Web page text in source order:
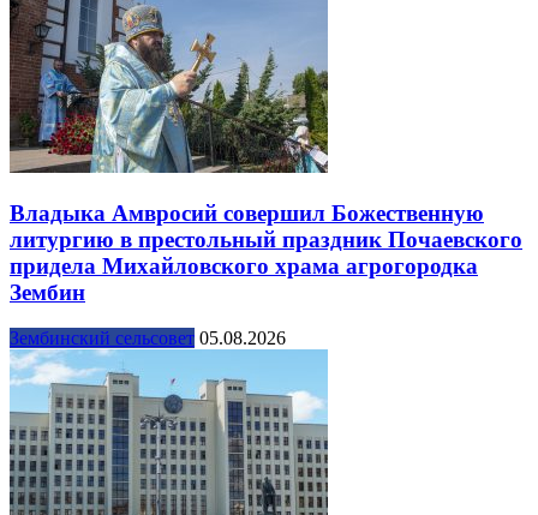
Владыка Амвросий совершил Божественную
литургию в престольный праздник Почаевского
придела Михайловского храма агрогородка
Зембин
Зембинский сельсовет 05.08.2026